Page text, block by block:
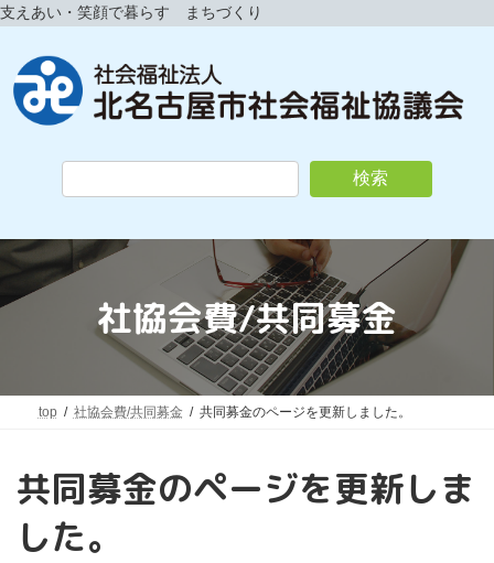
コ
ン
ン
ツ
ナ
ビ
ー
シ
支えあい・笑顔で暮らす まちづくり
検索
社協会費/共同募金
top 社協会費/共同募金 共同募金のページを更新しました。
共同募金のページを更新しま
した。